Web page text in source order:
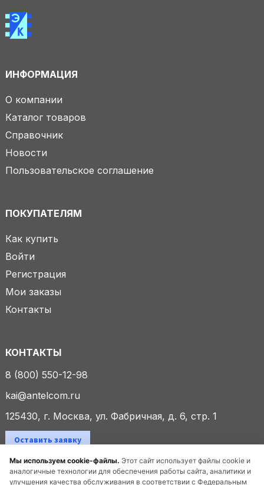
Мы используем cookie-файлы. Этот сайт использует файлы cookie и
аналогичные технологии для обеспечения работы сайта, аналитики и
улучшения качества обслуживания в соответствии с Федеральным
ИНФОРМАЦИЯ
О компании
Каталог товаров
Справочник
Новости
Пользовательское соглашение
ПОКУПАТЕЛЯМ
Как купить
Войти
Регистрация
Мои заказы
Контакты
КОНТАКТЫ
8 (800) 550-12-98
kai@antelcom.ru
125430, г. Москва, ул. Фабричная, д. 6, стр. 1
Оставить заявку